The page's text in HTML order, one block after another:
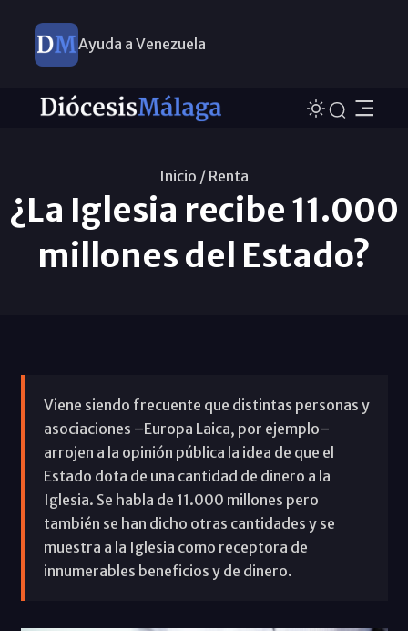
Ayuda a Venezuela
Inicio / Renta
¿La Iglesia recibe 11.000
millones del Estado?
Viene siendo frecuente que distintas personas y
asociaciones –Europa Laica, por ejemplo–
arrojen a la opinión pública la idea de que el
Estado dota de una cantidad de dinero a la
Iglesia. Se habla de 11.000 millones pero
también se han dicho otras cantidades y se
muestra a la Iglesia como receptora de
innumerables beneficios y de dinero.